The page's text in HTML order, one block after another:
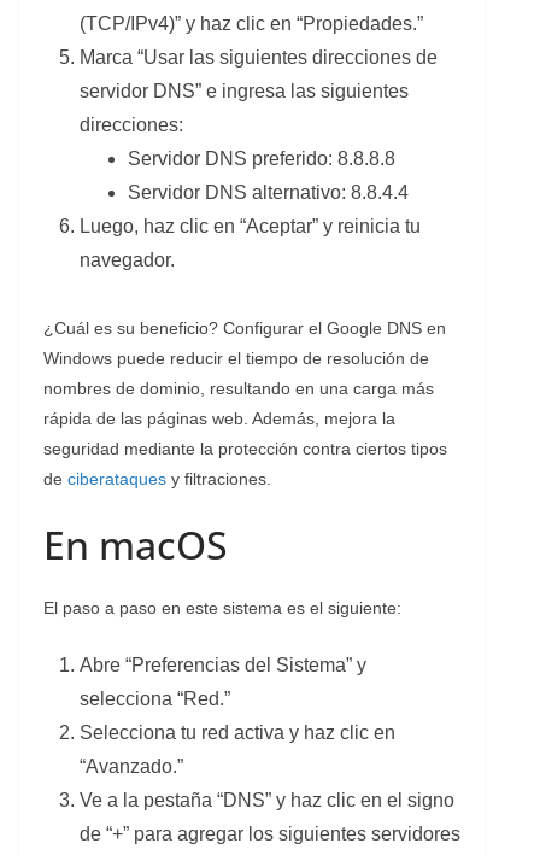
(TCP/IPv4)” y haz clic en “Propiedades.”
Marca “Usar las siguientes direcciones de
servidor DNS” e ingresa las siguientes
direcciones:
Servidor DNS preferido: 8.8.8.8
Servidor DNS alternativo: 8.8.4.4
Luego, haz clic en “Aceptar” y reinicia tu
navegador.
¿Cuál es su beneficio? Configurar el Google DNS en
Windows puede reducir el tiempo de resolución de
nombres de dominio, resultando en una carga más
rápida de las páginas web. Además, mejora la
seguridad mediante la protección contra ciertos tipos
de ciberataques y filtraciones.
En macOS
El paso a paso en este sistema es el siguiente:
Abre “Preferencias del Sistema” y
selecciona “Red.”
Selecciona tu red activa y haz clic en
“Avanzado.”
Ve a la pestaña “DNS” y haz clic en el signo
de “+” para agregar los siguientes servidores